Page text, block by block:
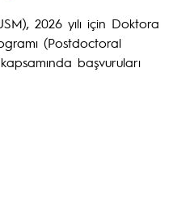
2026 yılı için Doktora
(Postdoctoral
başvuruları